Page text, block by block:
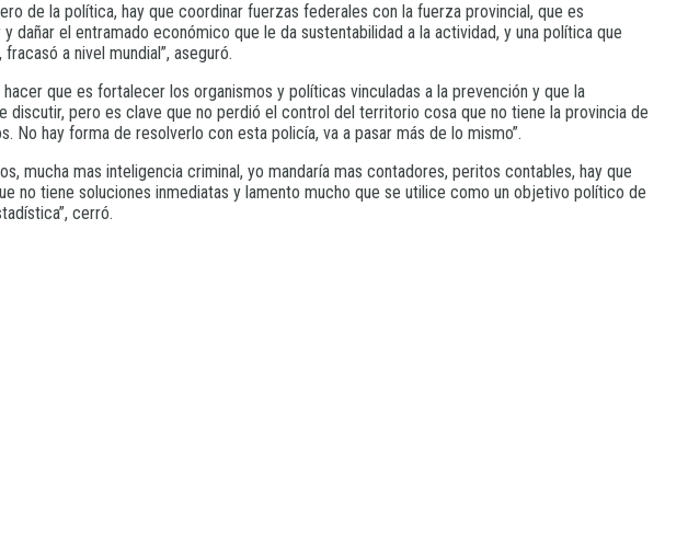
de la política, hay que coordinar fuerzas federales con la fuerza provincial, que es
el entramado económico que le da sustentabilidad a la actividad, y una política que
a nivel mundial”, aseguró.
que es fortalecer los organismos y políticas vinculadas a la prevención y que la
discutir, pero es clave que no perdió el control del territorio cosa que no tiene la provincia de
hay forma de resolverlo con esta policía, va a pasar más de lo mismo”.
mucha mas inteligencia criminal, yo mandaría mas contadores, peritos contables, hay que
no tiene soluciones inmediatas y lamento mucho que se utilice como un objetivo político de
cerró.